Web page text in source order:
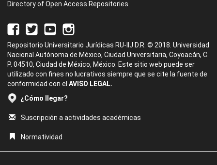
Directory of Open Access Repositories
Repositorio Universitario Jurídicas RU-IIJ D.R. © 2018. Universidad
Nacional Autónoma de México, Ciudad Universitaria, Coyoacán, C.
P. 04510, Ciudad de México, México. Este sitio web puede ser
utilizado con fines no lucrativos siempre que se cite la fuente de
conformidad con el AVISO LEGAL.
¿Cómo llegar?
Suscripción a actividades académicas
Normatividad